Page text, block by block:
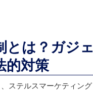
とは？ガジ
的対策
ステルスマーケティン